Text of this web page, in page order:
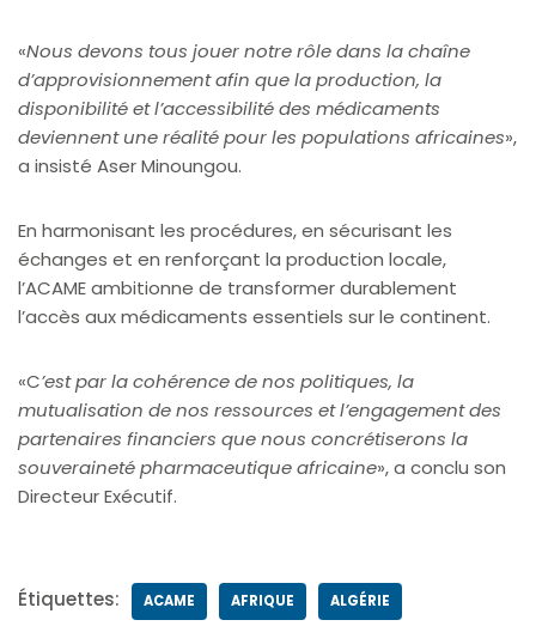
«Nous devons tous jouer notre rôle dans la chaîne
d’approvisionnement afin que la production, la
disponibilité et l’accessibilité des médicaments
deviennent une réalité pour les populations africaines»,
a insisté Aser Minoungou.
En harmonisant les procédures, en sécurisant les
échanges et en renforçant la production locale,
l’ACAME ambitionne de transformer durablement
l’accès aux médicaments essentiels sur le continent.
«C’est par la cohérence de nos politiques, la
mutualisation de nos ressources et l’engagement des
partenaires financiers que nous concrétiserons la
souveraineté pharmaceutique africaine», a conclu son
Directeur Exécutif.
Étiquettes: ACAME AFRIQUE ALGÉRIE